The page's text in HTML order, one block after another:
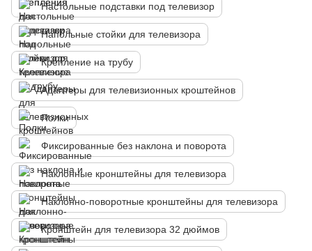
Настольные подставки под телевизор
Напольные стойки для телевизора
Крепление на трубу
Адаптеры для телевизионных кроштейнов
Полки
Фиксированные без наклона и поворота
Наклонные кронштейны для телевизора
Наклонно-поворотные кронштейны для телевизора
Кронштейн для телевизора 32 дюймов